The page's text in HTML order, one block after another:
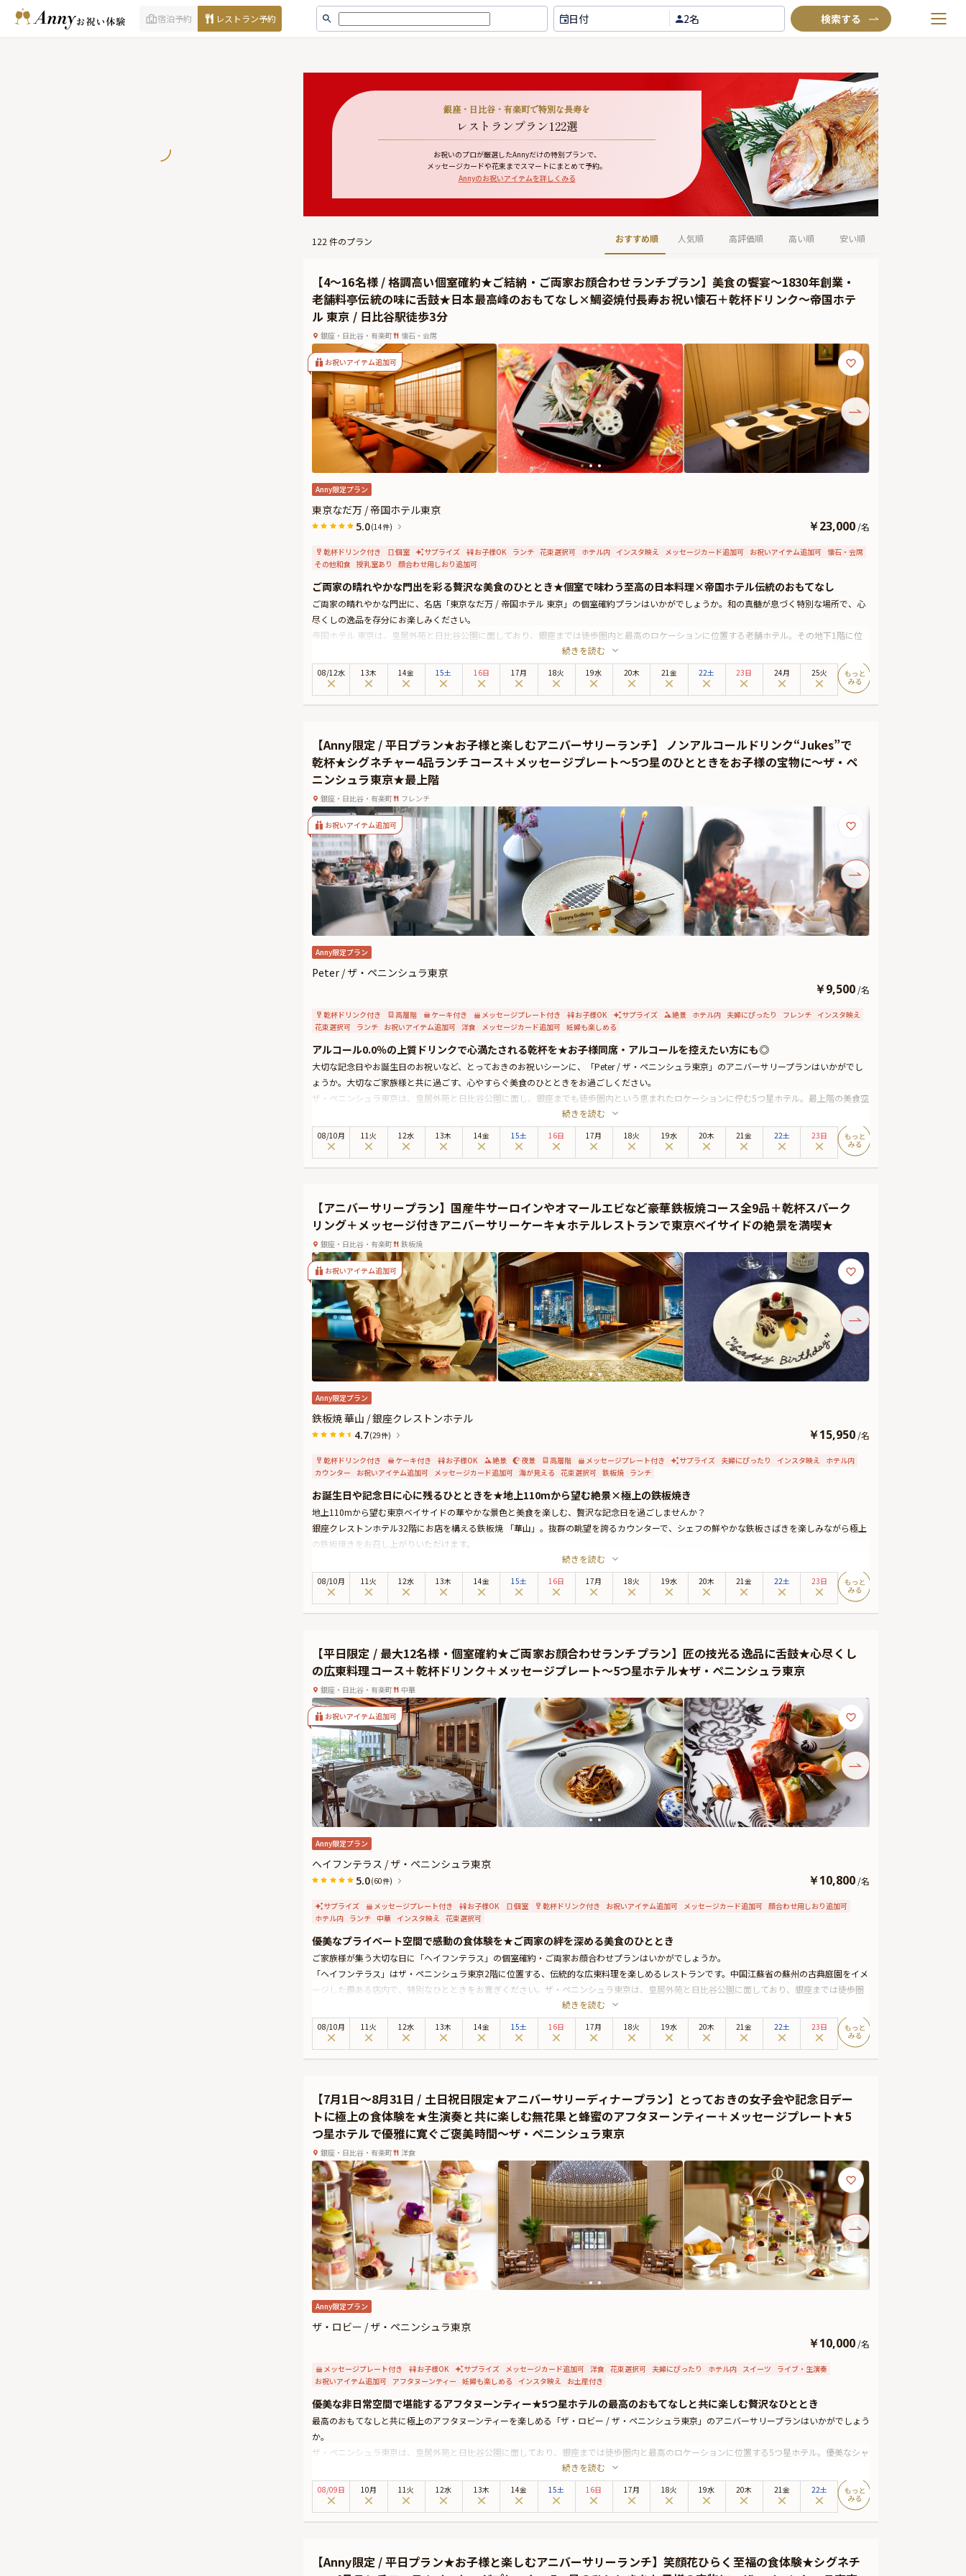
宿泊予約 レストラン予約 日付 2名
閲覧履歴
TOP
Annyお祝い体験について
Annyお祝いアイテムについて
よくあるご質問
お問い合わせ
銀座・日比谷・有楽町で特別な長寿を
レストランプラン122選
お祝いのプロが厳選したAnnyだけの特別プランで、
メッセージカードや花束までスマートにまとめて予約。
Annyのお祝いアイテムを詳しくみる
おすすめ順 人気順 高評価順 高い順 安い順
122 件のプラン
【4〜16名様 / 格調高い個室確約★ご結納・ご両家お顔合わせランチプラン】美食の饗宴〜1830年創業・
老舗料亭伝統の味に舌鼓★日本最高峰のおもてなし×鯛姿焼付長寿お祝い懐石＋乾杯ドリンク〜帝国ホテ
ル 東京 / 日比谷駅徒歩3分
銀座・日比谷・有楽町 懐石・会席
お祝いアイテム追加可
Anny限定プラン
東京なだ万 / 帝国ホテル東京
5.0(14件) ￥23,000 /名
乾杯ドリンク付き 個室 サプライズ お子様OK ランチ 花束選択可 ホテル内 インスタ映え メッセージカード追加可 お祝いアイテム追加可 懐石・会席
その他和食 授乳室あり 顔合わせ用しおり追加可
ご両家の晴れやかな門出を彩る贅沢な美食のひととき★個室で味わう至高の日本料理×帝国ホテル伝統のおもてなし
ご両家の晴れやかな門出に、名店「東京なだ万 / 帝国ホテル 東京」の個室確約プランはいかがでしょうか。和の真髄が息づく特別な場所で、心
尽くしの逸品を存分にお楽しみください。
帝国ホテル 東京は、皇居外苑と日比谷公園に面しており、銀座までは徒歩圏内と最高のロケーションに位置する老舗ホテル。その地下1階に位
置する「東京なだ万」では、1890年の開業以来、受け継がれてきた伝統のおもてなしと共に、贅沢な美食のひとときをお過ごしいただけます。
和の風情と気品漂う佇まいが心地良い店内は、祝宴に最適。数寄屋風の上質空間は、日本建築界の第一人者、故・村野藤吾先生が創設された村
野・森建築事務所による数々の意匠が凝らされています。格調高い個室では、落ち着いた雰囲気の中、自然と会話も弾み、心温まる和やかなお
顔合わせとなることでしょう。
たします。
★とっておきの演出が叶う特典＆オプション★
本プランでは、特典として乾杯用スパークリングワインをおひとり様につき一杯ご提供いたします。さらに有料オプションで、Anny限定のお顔
合わせ用しおりや、ギフト、カスタマイズ可能なメッセージカードなどをお付けすることが出来ます。メッセージカードは着席時に、花束やギ
フトは食後にご予約主様にお渡し致しますので、是非サプライズ演出にお役立てください。
続きを読む
08/12水 13木 14金 15土 16日 17月 18火 19水 20木 21金 22土 23日 24月 25火
【Anny限定 / 平日プラン★お子様と楽しむアニバーサリーランチ】 ノンアルコールドリンク“Jukes”で
乾杯★シグネチャー4品ランチコース＋メッセージプレート〜5つ星のひとときをお子様の宝物に〜ザ・ペ
ニンシュラ東京★最上階
銀座・日比谷・有楽町 フレンチ
お祝いアイテム追加可
Anny限定プラン
Peter / ザ・ペニンシュラ東京
￥9,500 /名
乾杯ドリンク付き 高層階 ケーキ付き メッセージプレート付き お子様OK サプライズ 絶景 ホテル内 夫婦にぴったり フレンチ インスタ映え
花束選択可 ランチ お祝いアイテム追加可 洋食 メッセージカード追加可 妊婦も楽しめる
アルコール0.0％の上質ドリンクで心満たされる乾杯を★お子様同席・アルコールを控えたい方にも◎
大切な記念日やお誕生日のお祝いなど、とっておきのお祝いシーンに、「Peter / ザ・ペニンシュラ東京」のアニバーサリープランはいかがでし
ょうか。大切なご家族様と共に過ごす、心やすらぐ美食のひとときをお過ごしください。
ザ・ペニンシュラ東京は、皇居外苑と日比谷公園に面し、銀座までも徒歩圏内という恵まれたロケーションに佇む5つ星ホテル。最上階の美食空
間「Peter」では、伝統と革新が調和するモダンフレンチをお楽しみいただけます。
本プランでお召し上がりいただくのは、新進気鋭のシェフ、ヨハン・ダコスタによる贅沢なランチコース。日本の出汁や日本料理のテクニック
などを取り入れた、華やかなプレゼンテーションのモダンフレンチは、記憶に残る味わいをお楽しみいただけます。極上の美食体験が、大切な
日をより鮮やかに彩ることでしょう。お子様用には、限定ペニンシュラベアクッキー付きのデザートを含むお子様3品コースもご用意しておりま
用意。アルコール0.0％でありながら、複雑で上品なフレーバーが広がる一杯が、お料理の味わいを引き立てながら、記念日のはじまりをやさし
く演出いたします。ランチタイムのお祝いはもちろん、お子様同席でのご利用や、ご体調・ご予定によりアルコールを控えたい方にも、安心し
て乾杯のひとときをお楽しみいただけます。
また、メッセージプレートを特典としてご用意しております。大切な記念日が、特別な思い出になりますように「Peter」が心に残るひとときを
お届けいたします。
★とっておきの演出が叶うオプション★
有料オプションで、お飲み物や、ザ・ペニンシュラ東京特製ケーキ、Anny限定の花束やギフト、カスタマイズ可能なメッセージカードなどをお
付けすることができます。
メッセージカードは着席時に、花束やギフトはデザートタイムにご予約主様にお渡し致しますので、サプライズ演出にお役立てください。
続きを読む
08/10月 11火 12水 13木 14金 15土 16日 17月 18火 19水 20木 21金 22土 23日
【アニバーサリープラン】国産牛サーロインやオマールエビなど豪華鉄板焼コース全9品＋乾杯スパーク
リング＋メッセージ付きアニバーサリーケーキ★ホテルレストランで東京ベイサイドの絶景を満喫★
銀座・日比谷・有楽町 鉄板焼
お祝いアイテム追加可
Anny限定プラン
鉄板焼 華山 / 銀座クレストンホテル
4.7(29件) ￥15,950 /名
乾杯ドリンク付き ケーキ付き お子様OK 絶景 夜景 高層階 メッセージプレート付き サプライズ 夫婦にぴったり インスタ映え
ホテル内
カウンター
お祝いアイテム追加可 メッセージカード追加可 海が見える 花束選択可 鉄板焼 ランチ
お誕生日や記念日に心に残るひとときを★地上110mから望む絶景×極上の鉄板焼き
地上110mから望む東京ベイサイドの華やかな景色と美食を楽しむ、贅沢な記念日を過ごしませんか？
銀座クレストンホテル32階にお店を構える鉄板焼 「華山」。抜群の眺望を誇るカウンターで、シェフの鮮やかな鉄板さばきを楽しみながら極上
の鉄板焼きをお召し上がりいただけます。
本プランでご用意するのは、国産牛サーロイン・オマールエビなどの鉄板焼きをはじめとした豪華コース。乾杯用のスパークリングから始ま
り、デザートには、プレートにご希望のメッセージを添えたアニバーサリーケーキをサービスいたします。
美しい眺望に彩られた幻想的な空間で、思い出深い記念日のひとときをお過ごしください。
続きを読む
08/10月 11火 12水 13木 14金 15土 16日 17月 18火 19水 20木 21金 22土 23日
【平日限定 / 最大12名様・個室確約★ご両家お顔合わせランチプラン】匠の技光る逸品に舌鼓★心尽くし
の広東料理コース＋乾杯ドリンク＋メッセージプレート〜5つ星ホテル★ザ・ペニンシュラ東京
銀座・日比谷・有楽町 中華
お祝いアイテム追加可
Anny限定プラン
ヘイフンテラス / ザ・ペニンシュラ東京
5.0(60件) ￥10,800 /名
サプライズ メッセージプレート付き お子様OK 個室 乾杯ドリンク付き お祝いアイテム追加可 メッセージカード追加可 顔合わせ用しおり追加可
ホテル内 ランチ 中華 インスタ映え 花束選択可
優美なプライベート空間で感動の食体験を★ご両家の絆を深める美食のひととき
ご家族様が集う大切な日に「ヘイフンテラス」の個室確約・ご両家お顔合わせプランはいかがでしょうか。
「ヘイフンテラス」はザ・ペニンシュラ東京2階に位置する、伝統的な広東料理を楽しめるレストランです。中国江蘇省の蘇州の古典庭園をイメ
ージした趣ある店内で、特別なひとときをお寛ぎください。ザ・ペニンシュラ東京は、皇居外苑と日比谷公園に面しており、銀座までは徒歩圏
内と最高のロケーションに位置する5つ星ホテル。洗練された上質空間では、最高のおもてなしと共にお食事をお楽しみいただけます。
四季折々の厳選食材を使用した心尽くしの逸品は、一度食べたら忘れられない美味しさ。素材の魅力を最大限に引き出す匠の技を存分にご堪能
ください。五感を刺激する至高の美食体験をお約束いたします。
ご両家お顔合わせプランでは、こだわりの特選食材を使用したランチコースをご用意しております。5つ星ホテルならではの最高のおもてなしと
※有料オプションで、ザ・ペニンシュラ東京特製ケーキやAnny限定の記念ギフト、カスタマイズ可能なご両家お顔合わせ用しおりなどをお付け
することができます。
続きを読む
08/10月 11火 12水 13木 14金 15土 16日 17月 18火 19水 20木 21金 22土 23日
【7月1日〜8月31日 / 土日祝日限定★アニバーサリーディナープラン】とっておきの女子会や記念日デー
トに極上の食体験を★生演奏と共に楽しむ無花果と蜂蜜のアフタヌーンティー＋メッセージプレート★5
つ星ホテルで優雅に寛ぐご褒美時間〜ザ・ペニンシュラ東京
銀座・日比谷・有楽町 洋食
Anny限定プラン
ザ・ロビー / ザ・ペニンシュラ東京
￥10,000 /名
メッセージプレート付き お子様OK サプライズ メッセージカード追加可 洋食 花束選択可 夫婦にぴったり ホテル内 スイーツ
ライブ・生演奏
お祝いアイテム追加可 アフタヌーンティー 妊婦も楽しめる インスタ映え お土産付き
優美な非日常空間で堪能するアフタヌーンティー★5つ星ホテルの最高のおもてなしと共に楽しむ贅沢なひととき
最高のおもてなしと共に極上のアフタヌーンティーを楽しめる「ザ・ロビー / ザ・ペニンシュラ東京」のアニバーサリープランはいかがでしょう
か。
ザ・ペニンシュラ東京は、皇居外苑と日比谷公園に面しており、銀座までは徒歩圏内と最高のロケーションに位置する5つ星ホテル。優美なシャ
ンデリアと洗練された上質空間が魅力の「ザ・ロビー」では、生演奏と共に季節によってテーマが変わるアフタヌーンティーをご堪能いただけ
ます。
アニバーサリープランでお召し上がりいただくのは、バードゲージ型のスタンドに美しく並ぶ、セイボリーやスイーツ。自家製スコーン、ティー
セレクションと共にお楽しみください。また、本プランでは特典として、メッセージプレートをご用意しております。大切な記念日やお誕生日
ことができます。メッセージカードは着席時に、ギフトはデザートタイムにご予約主様にお渡し致しますので、サプライズ演出にお役立てくだ
続きを読む
08/09日 10月 11火 12水 13木 14金 15土 16日 17月 18火 19水 20木 21金 22土
【Anny限定 / 平日プラン★お子様と楽しむアニバーサリーランチ】笑顔花ひらく至福の食体験★シグネチ